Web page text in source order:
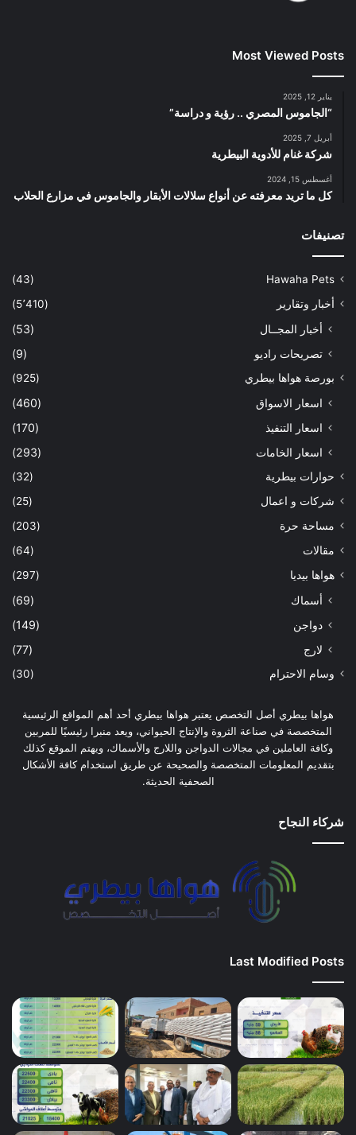
Most Viewed Posts
يناير 12, 2025
“الجاموس المصري .. رؤية و دراسة”
أبريل 7, 2025
شركة غنام للأدوية البيطرية
أغسطس 15, 2024
كل ما تريد معرفته عن أنواع سلالات الأبقار والجاموس في مزارع الحلاب
تصنيفات
Hawaha Pets
(43)
أخبار وتقارير
(5٬410)
أخبار المجــال
(53)
تصريحات راديو
(9)
بورصة هواها بيطري (925)
اسعار الاسواق
(460)
اسعار التنفيذ
(170)
اسعار الخامات
(293)
حوارات بيطرية
(32)
شركات و اعمال
(25)
مساحة حرة
(203)
مقالات
(64)
هواها بيديا
(297)
أسماك
(69)
دواجن
(149)
لارج
(77)
وسام الاحترام (30)
هواها بيطري أصل التخصص يعتبر هواها بيطري أحد أهم المواقع الرئيسية
المتخصصة في صناعة الثروة والإنتاج الحيواني، ويعد منبرا رئيسيًا للمربين
وكافة العاملين في مجالات الدواجن واللارج والأسماك، ويهتم الموقع كذلك
بتقديم المعلومات المتخصصة والصحيحة عن طريق استخدام كافة الأشكال
الصحفية الحديثة.
شركاء النجاح
Last Modified Posts